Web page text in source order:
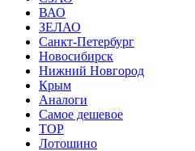
ВАО
ЗЕЛАО
Санкт-Петербург
Новосибирск
Нижний Новгород
Крым
Аналоги
Самое дешевое
TOP
Лотошино